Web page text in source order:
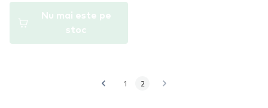
Nu mai este pe
stoc
1 2